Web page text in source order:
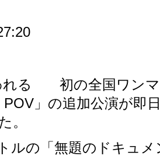
る
初の全国ワン
POV」の追加公演が即
。
ルの「無題のドキュメ